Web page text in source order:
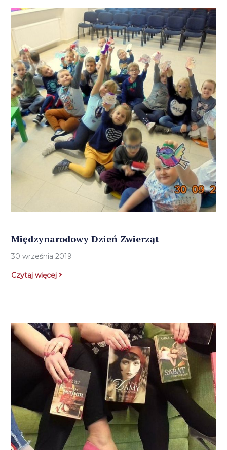
Międzynarodowy Dzień Zwierząt
30 września 2019
Czytaj więcej